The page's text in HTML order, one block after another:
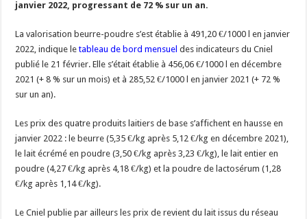
janvier 2022, progressant de 72 % sur un an.
La valorisation beurre-poudre s’est établie à 491,20 €/1000 l en janvier
2022, indique letableau de bord mensuel des indicateurs du Cniel
publié le 21 février. Elle s’était établie à 456,06 €/1000 l en décembre
2021 (+ 8 % sur un mois) et à 285,52 €/1000 l en janvier 2021 (+ 72 %
sur un an).
Les prix des quatre produits laitiers de base s’affichent en hausse en
janvier 2022 : le beurre (5,35 €/kg après 5,12 €/kg en décembre 2021),
le lait écrémé en poudre (3,50 €/kg après 3,23 €/kg), le lait entier en
poudre (4,27 €/kg après 4,18 €/kg) et la poudre de lactosérum (1,28
€/kg après 1,14 €/kg).
Le Cniel publie par ailleurs les prix de revient du lait issus du réseau